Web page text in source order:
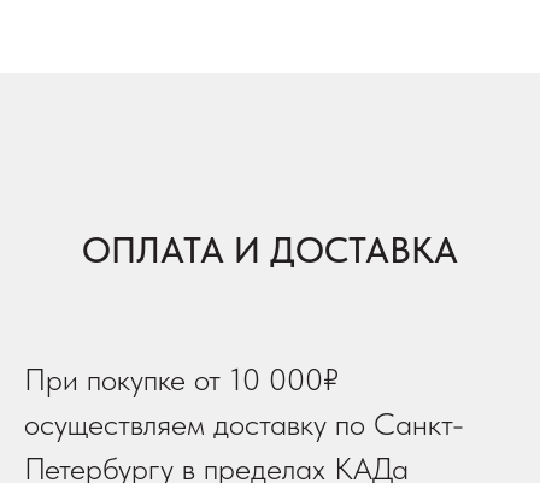
ОПЛАТА И ДОСТАВКА
При покупке от 10 000₽
осуществляем доставку по Санкт-
Петербургу в пределах КАДа